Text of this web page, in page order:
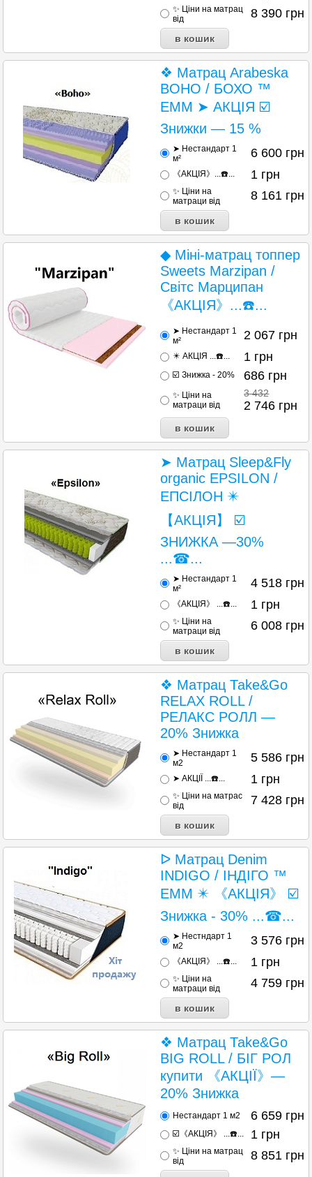
✨ Ціни на матрац
від
8 390 грн
❖ Матрац Arabeska
BOHO / БОХО ™
ЕММ ➤ АКЦІЯ ☑️
Знижки — 15 %
➤ Нестандарт 1
м²
6 600 грн
《АКЦІЯ》...☎️... 1 грн
✨ Ціни на
матраци від
8 161 грн
◆ Міні-матрац топпер
Sweets Marzipan /
Світс Марципан
《АКЦІЯ》...☎️...
➤ Нестандарт 1
м²
2 067 грн
✴️ АКЦІЯ ...☎️... 1 грн
☑️ Знижка - 20% 686 грн
✨ Ціни на
матраци від
3 432
2 746 грн
➤ Матрац Sleep&Fly
organic EPSILON /
ЕПСІЛОН ✴️
【АКЦІЯ】 ☑️
ЗНИЖКА —30%
...☎...
➤ Нестандарт 1
м²
4 518 грн
《АКЦІЯ》 ...☎️... 1 грн
✨ Ціни на
матраци від
6 008 грн
❖ Матрац Таke&Go
RELAX ROLL /
РЕЛАКС РОЛЛ —
20% Знижка
➤ Нестандарт 1
м2
5 586 грн
➤ АКЦІЇ ...☎️... 1 грн
✨ Ціни на матраc
від
7 428 грн
ᐅ Матрац Denim
INDIGO / ІНДІГО ™
ЕММ ✴️ 《АКЦІЯ》 ☑️
Знижка - 30% ...☎...
➤ Нестндарт 1
м2
3 576 грн
《АКЦІЯ》 ...☎️... 1 грн
✨ Ціни на
матраци від
4 759 грн
❖ Матрац Таke&Go
BIG ROLL / БІГ РОЛ
купити 《АКЦІЇ》—
20% Знижка
Нестандарт 1 м2 6 659 грн
☑️《АКЦІЯ》 ...☎️... 1 грн
✨ Ціни на матрац
від
8 851 грн